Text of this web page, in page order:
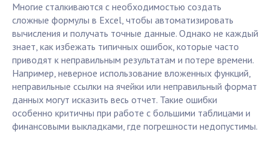
Многие сталкиваются с необходимостью создать
сложные формулы в Excel, чтобы автоматизировать
вычисления и получать точные данные. Однако не каждый
знает, как избежать типичных ошибок, которые часто
приводят к неправильным результатам и потере времени.
Например, неверное использование вложенных функций,
неправильные ссылки на ячейки или неправильный формат
данных могут исказить весь отчет. Такие ошибки
особенно критичны при работе с большими таблицами и
финансовыми выкладками, где погрешности недопустимы.